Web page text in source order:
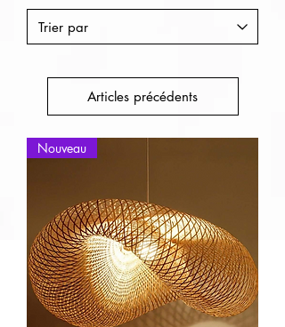
Articles précédents
Nouveau